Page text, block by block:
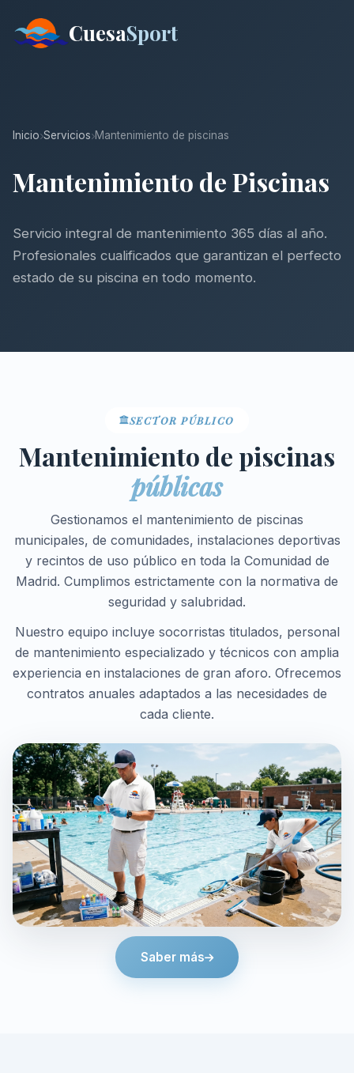
CuesaSport
Inicio Servicios Mantenimiento de piscinas
Mantenimiento de Piscinas
Servicio integral de mantenimiento 365 días al año.
Profesionales cualificados que garantizan el perfecto
estado de su piscina en todo momento.